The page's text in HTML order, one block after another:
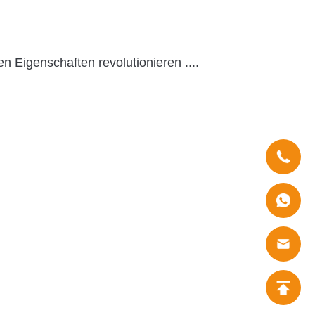
Eigenschaften revolutionieren ....